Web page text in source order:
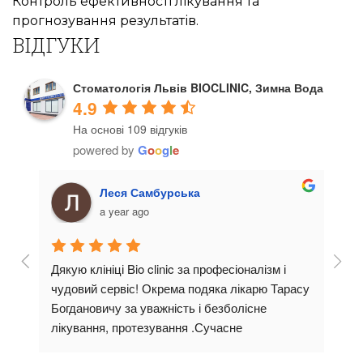
прогнозування результатів.
ВІДГУКИ
Стоматологія Львів BIOCLINIC, Зимна Вода
4.9
На основі 109 відгуків
powered by Google
Леся Самбурська
a year ago
Дякую клініці Bio clinic за професіоналізм і
чудовий сервіс! Окрема подяка лікарю Тарасу
Богдановичу за уважність і безболісне
лікування, протезування .Сучасне